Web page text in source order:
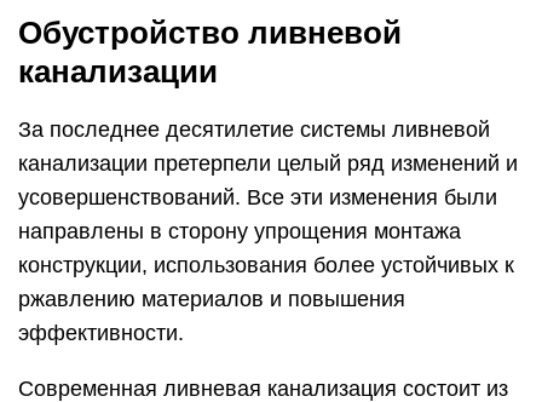
Обустройство ливневой
канализации
За последнее десятилетие системы ливневой
канализации претерпели целый ряд изменений и
усовершенствований. Все эти изменения были
направлены в сторону упрощения монтажа
конструкции, использования более устойчивых к
ржавлению материалов и повышения
эффективности.
Современная ливневая канализация состоит из